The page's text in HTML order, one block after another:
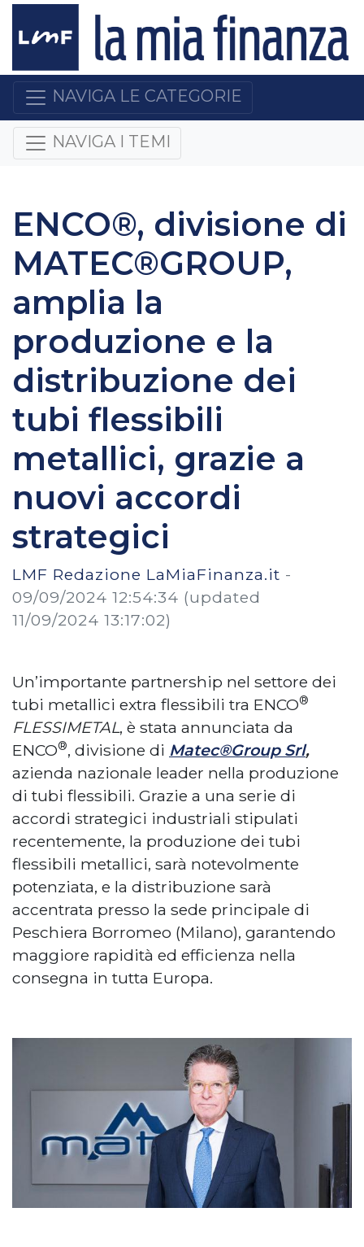
NAVIGA LE CATEGORIE
NAVIGA I TEMI
ENCO®, divisione di
MATEC®GROUP,
amplia la
produzione e la
distribuzione dei
tubi flessibili
metallici, grazie a
nuovi accordi
strategici
LMF Redazione LaMiaFinanza.it -
09/09/2024 12:54:34 (updated
11/09/2024 13:17:02)
Un’importante partnership nel settore dei
tubi metallici extra flessibili tra ENCO®
FLESSIMETAL, è stata annunciata da
ENCO®, divisione di Matec®Group Srl,
azienda nazionale leader nella produzione
di tubi flessibili. Grazie a una serie di
accordi strategici industriali stipulati
recentemente, la produzione dei tubi
flessibili metallici, sarà notevolmente
potenziata, e la distribuzione sarà
accentrata presso la sede principale di
Peschiera Borromeo (Milano), garantendo
maggiore rapidità ed efficienza nella
consegna in tutta Europa.